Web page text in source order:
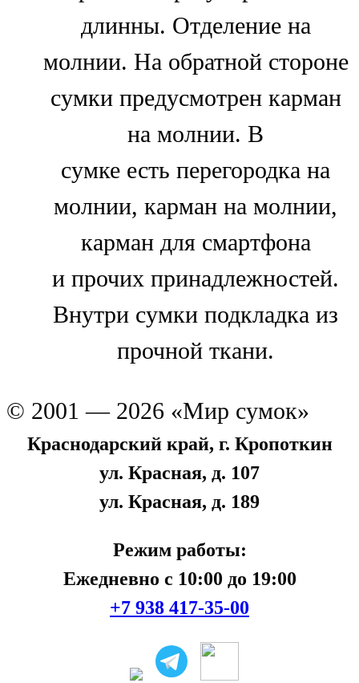
длинны. Отделение на
молнии. На обратной стороне
сумки предусмотрен карман
на молнии. В
сумке есть перегородка на
молнии, карман на молнии,
карман для смартфона
и прочих принадлежностей.
Внутри сумки подкладка из
прочной ткани.
© 2001 — 2026 «Мир сумок»
Краснодарский край, г. Кропоткин
ул. Красная, д. 107
ул. Красная, д. 189
Режим работы:
Ежедневно с 10:00 до 19:00
+7 938 417-35-00